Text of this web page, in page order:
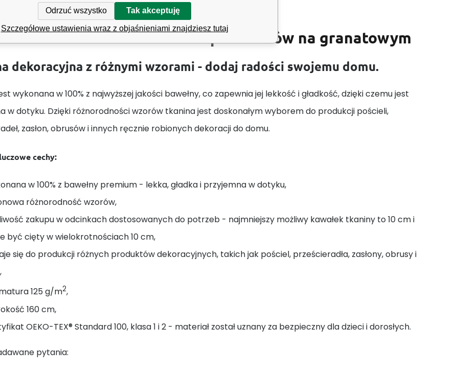
Tkanina bawełniana żółte Łapacze snów na granatowym
dekoracyjna z różnymi wzorami - dodaj radości swojemu domu.
wykonana w 100% z najwyższej jakości bawełny, co zapewnia jej lekkość i gładkość, dzięki czemu jest
w dotyku. Dzięki różnorodności wzorów tkanina jest doskonałym wyborem do produkcji pościeli,
zasłon, obrusów i innych ręcznie robionych dekoracji do domu.
cechy:
w 100% z bawełny premium - lekka, gładka i przyjemna w dotyku,
różnorodność wzorów,
zakupu w odcinkach dostosowanych do potrzeb - najmniejszy możliwy kawałek tkaniny to 10 cm i
być cięty w wielokrotnościach 10 cm,
się do produkcji różnych produktów dekoracyjnych, takich jak pościel, prześcieradła, zasłony, obrusy i
125 g/m2,
160 cm,
OEKO-TEX® Standard 100, klasa 1 i 2 - materiał został uznany za bezpieczny dla dzieci i dorosłych.
pytania:
Odrzuć wszystko Tak akceptuję
Szczegółowe ustawienia wraz z objaśnieniami znajdziesz tutaj